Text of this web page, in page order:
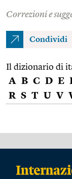
Correzioni e
Condividi
Il dizionario di
A B C D E
R S T U V